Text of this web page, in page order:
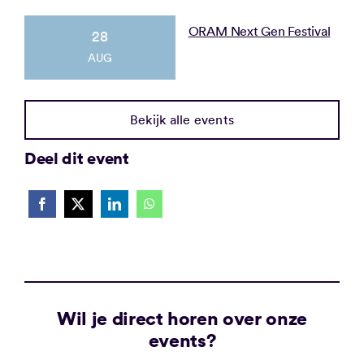
28
AUG
ORAM Next Gen Festival
Bekijk alle events
Deel dit event
Wil je direct horen over onze
events?